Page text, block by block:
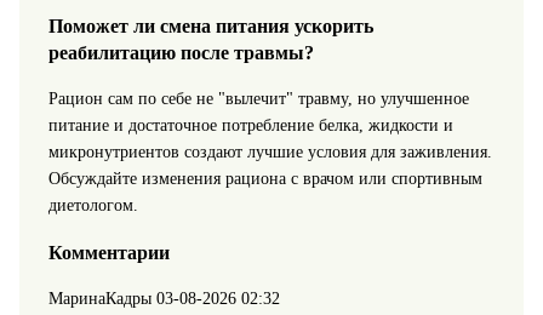
Поможет ли смена питания ускорить
реабилитацию после травмы?
Рацион сам по себе не "вылечит" травму, но улучшенное
питание и достаточное потребление белка, жидкости и
микронутриентов создают лучшие условия для заживления.
Обсуждайте изменения рациона с врачом или спортивным
диетологом.
Комментарии
МаринаКадры 03-08-2026 02:32